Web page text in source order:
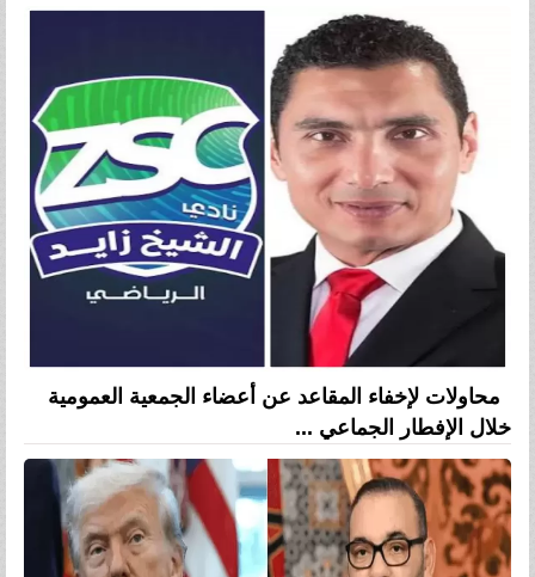
محاولات لإخفاء المقاعد عن أعضاء الجمعية العمومية
خلال الإفطار الجماعي ...